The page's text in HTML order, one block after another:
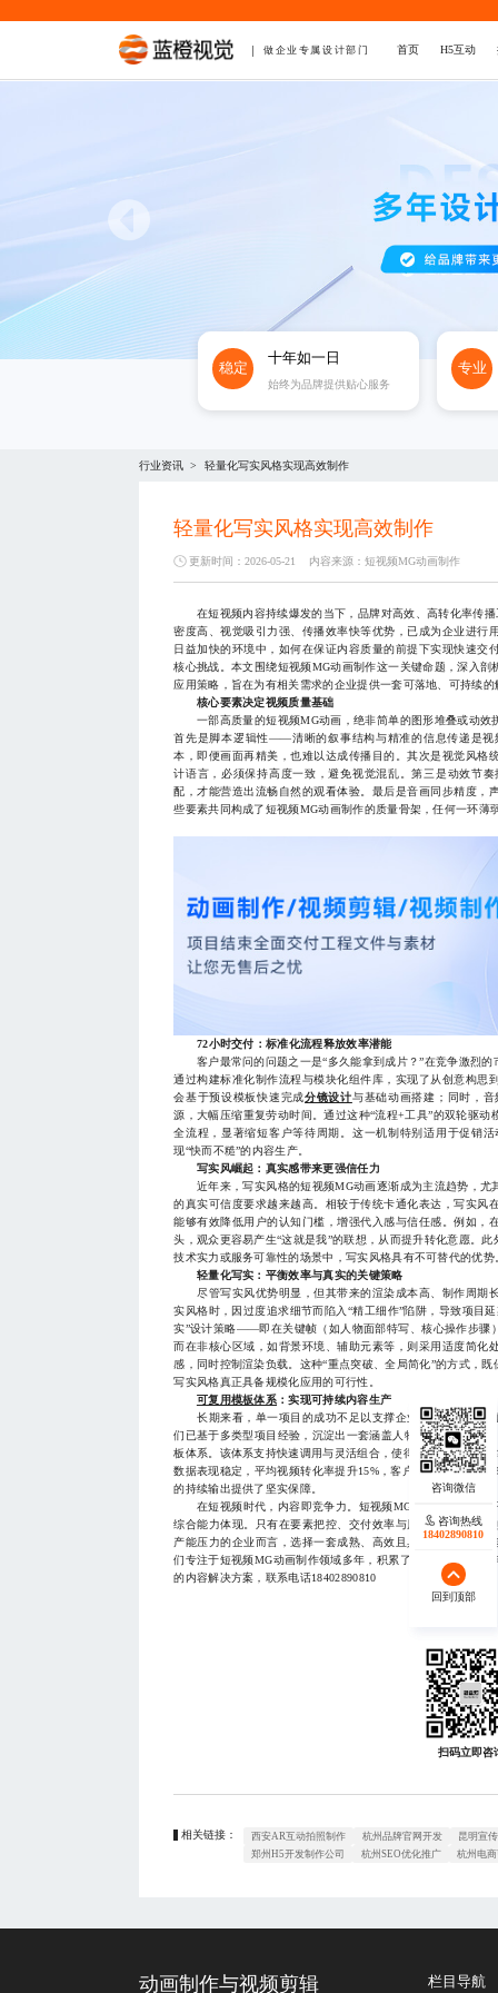
做企业专属设计部门 首页 H5互动
稳定
十年如一日
始终为品牌提供贴心服务
专业
行业资讯 > 轻量化写实风格实现高效制作
轻量化写实风格实现高效制作
更新时间：2026-05-21 内容来源： 短视频MG动画制作
在短视频内容持续爆发的当下，品牌对高效、高转化率传播
密度高、视觉吸引力强、传播效率快等优势，已成为企业进行
日益加快的环境中，如何在保证内容质量的前提下实现快速交
核心挑战。本文围绕短视频MG动画制作这一关键命题，深入
应用策略，旨在为有相关需求的企业提供一套可落地、可持续的
核心要素决定视频质量基础
一部高质量的短视频MG动画，绝非简单的图形堆叠或动效
首先是脚本逻辑性——清晰的叙事结构与精准的信息传递是
本，即便画面再精美，也难以达成传播目的。其次是视觉风格
计语言，必须保持高度一致，避免视觉混乱。第三是动效节
配，才能营造出流畅自然的观看体验。最后是音画同步精度，
些要素共同构成了短视频MG动画制作的质量骨架，任何一环薄
72小时交付：标准化流程释放效率潜能
客户最常问的问题之一是“多久能拿到成片？”在竞争激烈的
通过构建标准化制作流程与模块化组件库，实现了从创意构思
会基于预设模板快速完成分镜设计与基础动画搭建；同时，
源，大幅压缩重复劳动时间。通过这种“流程+工具”的双轮驱
全流程，显著缩短客户等待周期。这一机制特别适用于促销
现“快而不糙”的内容生产。
写实风崛起：真实感带来更强信任力
近年来，写实风格的短视频MG动画逐渐成为主流趋势，尤
的真实可信度要求越来越高。相较于传统卡通化表达，写实风
能够有效降低用户的认知门槛，增强代入感与信任感。例如，
头，观众更容易产生“这就是我”的联想，从而提升转化意愿。
技术实力或服务可靠性的场景中，写实风格具有不可替代的优势
轻量化写实：平衡效率与真实的关键策略
尽管写实风优势明显，但其带来的渲染成本高、制作周期
实风格时，因过度追求细节而陷入“精工细作”陷阱，导致项目
实”设计策略——即在关键帧（如人物面部特写、核心操作步骤
而在非核心区域，如背景环境、辅助元素等，则采用适度简化
感，同时控制渲染负载。这种“重点突破、全局简化”的方式，
写实风格真正具备规模化应用的可行性。
可复用模板体系 ：实现可持续内容生产
长期来看，单一项目的成功不足以支撑企业的内容战略。
们已基于多类型项目经验，沉淀出一套涵盖人物设定、场景模
板体系。该体系支持快速调用与灵活组合，使得新项目启动时
数据表现稳定，平均视频转化率提升15%，客户满意度亦提升
的持续输出提供了坚实保障。
在短视频时代，内容即竞争力。短视频MG动画制作已不再
综合能力体现。只有在要素把控、交付效率与风格表达之间找
产能压力的企业而言，选择一套成熟、高效且具备真实感表达
们专注于短视频MG动画制作领域多年，积累了丰富的实战经
的内容解决方案，联系电话18402890810
扫码立即咨
相关链接： 西安AR互动拍照制作 杭州品牌官网开发
昆明宣
郑州H5开发制作公司
杭州SEO优化推广 杭州电
咨询热线
17723342546
回到顶部
咨询热线
18402890810
回到顶部
动画制作与视频剪辑 栏目导航